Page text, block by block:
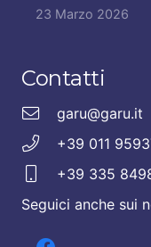
23 Marzo 2026
Contatti
garu@garu.it
+39 011
+39 335
Seguici anche sui